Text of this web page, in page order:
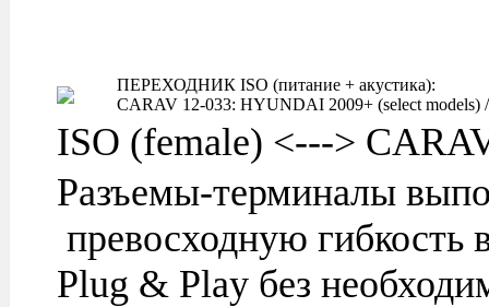
ПЕРЕХОДНИК ISO (питание + акустика):
CARAV 12-033: HYUNDAI 2009+ (select models)
ISO (female) <--->
Разъемы-терминалы
превосходную гибкость
Plug & Play без